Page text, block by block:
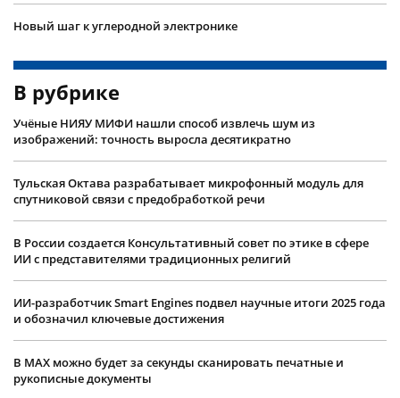
Новый шаг к углеродной электронике
В рубрике
Учëные НИЯУ МИФИ нашли способ извлечь шум из
изображений: точность выросла десятикратно
Тульская Октава разрабатывает микрофонный модуль для
спутниковой связи с предобработкой речи
В России создается Консультативный совет по этике в сфере
ИИ с представителями традиционных религий
ИИ-разработчик Smart Engines подвел научные итоги 2025 года
и обозначил ключевые достижения
В MAX можно будет за секунды сканировать печатные и
рукописные документы